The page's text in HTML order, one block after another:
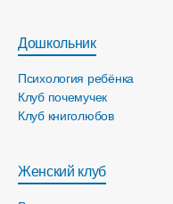
Дошкольник
Психология ребёнка
Клуб почемучек
Клуб книголюбов
Женский клуб